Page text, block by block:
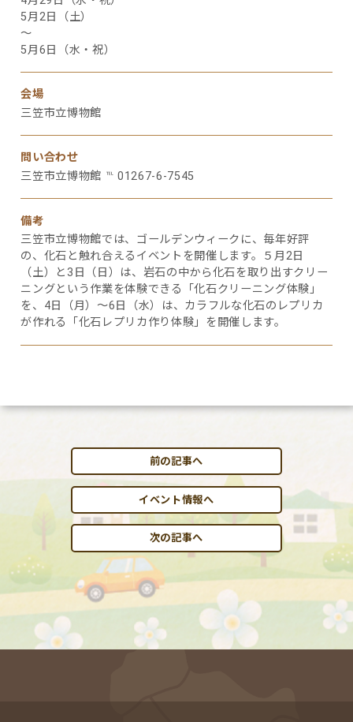
5月2日（土）
～
5月6日（水・祝）
会場
三笠市立博物館
問い合わせ
三笠市立博物館 ℡ 01267-6-7545
備考
三笠市立博物館では、ゴールデンウィークに、毎年好評
の、化石と触れ合えるイベントを開催します。５月2日
（土）と3日（日）は、岩石の中から化石を取り出すクリー
ニングという作業を体験できる「化石クリーニング体験」
を、4日（月）～6日（水）は、カラフルな化石のレプリカ
が作れる「化石レプリカ作り体験」を開催します。
前の記事へ
イベント情報へ
次の記事へ